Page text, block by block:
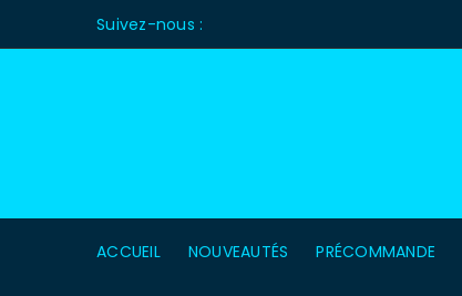
Suivez-nous :
ACCUEIL NOUVEAUTÉS PRÉCOMMANDE